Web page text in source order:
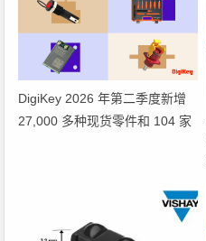
DigiKey 2026 年第二季度新增
27,000 多种现货零件和 104 家